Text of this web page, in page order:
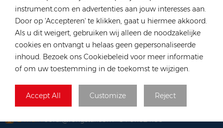
instrument.com en advertenties aan jouw interesses aan.
Door op 'Accepteren' te klikken, gaat u hiermee akkoord.
Als u dit weigert, gebruiken wij alleen de noodzakelijke
cookies en ontvangt u helaas geen gepersonaliseerde
inhoud. Bezoek ons Cookiebeleid voor meer informatie
of om uw toestemming in de toekomst te wijzigen.
Accept All Customize Reject
Magazijn :
263 Go O Moi, Phu Thuan, District
7, Ho Chi Minh City, Vietnam
Polen
Tel :+48 735 668 999
E-mail :anna@rongstar.com